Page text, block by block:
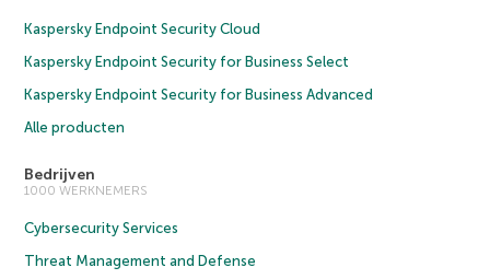
Kaspersky Endpoint Security Cloud
Kaspersky Endpoint Security for Business Select
Kaspersky Endpoint Security for Business Advanced
Alle producten
Bedrijven
1000 WERKNEMERS
Cybersecurity Services
Threat Management and Defense